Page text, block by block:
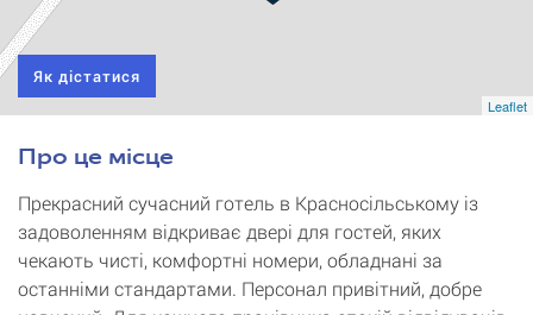
Leaflet
Як дістатися
Про це місце
Прекрасний сучасний готель в Красносільському із
задоволенням відкриває двері для гостей, яких
чекають чисті, комфортні номери, обладнані за
останніми стандартами. Персонал привітний, добре